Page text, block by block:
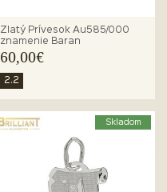
Zlatý Prívesok Au585/000
znamenie Baran
60,00€
2.2
Skladom